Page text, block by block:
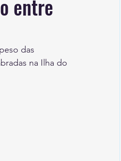
entre
das
na Ilha do